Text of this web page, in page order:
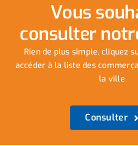
Vous
consulter
Rien de plus simple, cliquez
accéder à la liste des
la ville
Consulter